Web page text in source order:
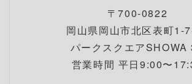
〒700-0822
岡山県岡山市北区表町1-
パークスクエアSHOWA
営業時間 平日9:00〜